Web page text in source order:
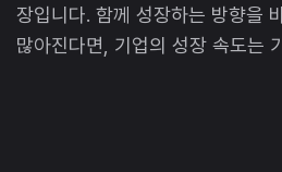
장입니다. 함께 성장하는 방향을
많아진다면, 기업의 성장 속도는